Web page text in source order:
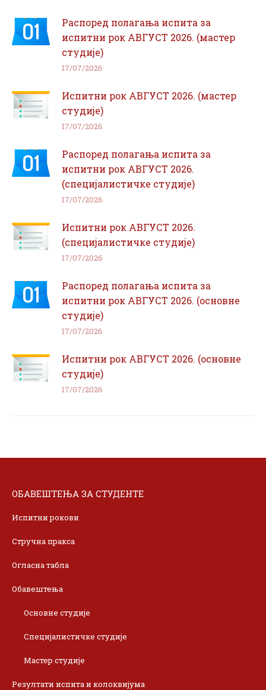
Распоред полагања испита за
испитни рок АВГУСТ 2026. (мастер
студије)
17/07/2026
Испитни рок АВГУСТ 2026. (мастер
студије)
17/07/2026
Распоред полагања испита за
испитни рок АВГУСТ 2026.
(специјалистичке студије)
17/07/2026
Испитни рок АВГУСТ 2026.
(специјалистичке студије)
17/07/2026
Распоред полагања испита за
испитни рок АВГУСТ 2026. (основне
студије)
17/07/2026
Испитни рок АВГУСТ 2026. (основне
студије)
17/07/2026
ОБАВЕШТЕЊА ЗА СТУДЕНТЕ
Испитни рокови
Стручна пракса
Огласна табла
Обавештења
Основне студије
Специјалистичке студије
Мастер студије
Резултати испита и колоквијума